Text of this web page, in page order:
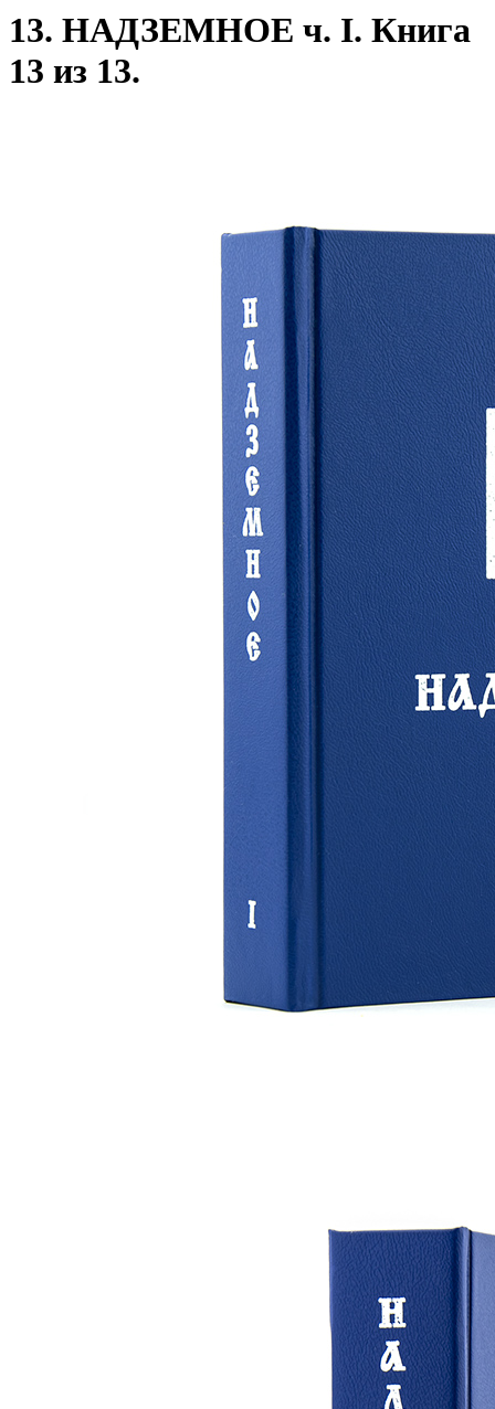
13. НАДЗЕМНОЕ ч. I. Книга
13 из 13.